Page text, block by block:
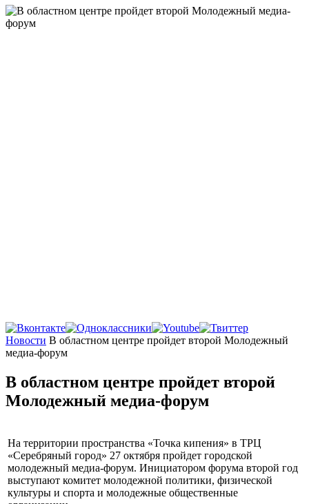
Главная
Новости В областном центре пройдет второй Молодежный
медиа-форум
В областном центре пройдет второй
Молодежный медиа-форум
На территории пространства «Точка кипения» в ТРЦ
«Серебряный город» 27 октября пройдет городской
молодежный медиа-форум. Инициатором форума второй год
выступают комитет молодежной политики, физической
культуры и спорта и молодежные общественные